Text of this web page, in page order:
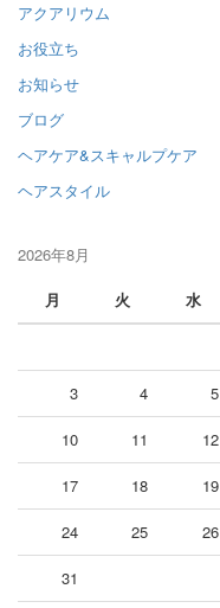
アクアリウム
お役立ち
お知らせ
ブログ
ヘアケア&スキャルプケア
ヘアスタイル
2026年8月
月
火 水
3 4 5
10 11 12
17 18 19
24 25 26
31